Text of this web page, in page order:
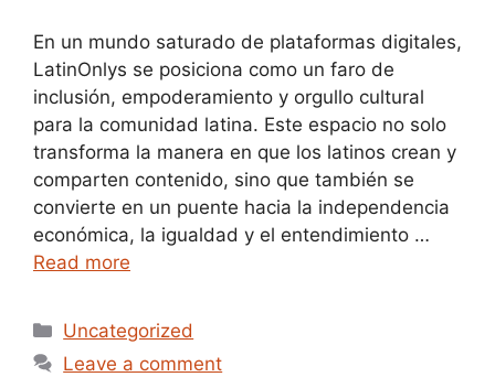
En un mundo saturado de plataformas digitales,
LatinOnlys se posiciona como un faro de
inclusión, empoderamiento y orgullo cultural
para la comunidad latina. Este espacio no solo
transforma la manera en que los latinos crean y
comparten contenido, sino que también se
convierte en un puente hacia la independencia
económica, la igualdad y el entendimiento …
Read more
Categories
Uncategorized
Leave a comment